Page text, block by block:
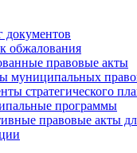
документов
обжалования
правовые акты
муниципальных
стратегического
программы
правовые акты